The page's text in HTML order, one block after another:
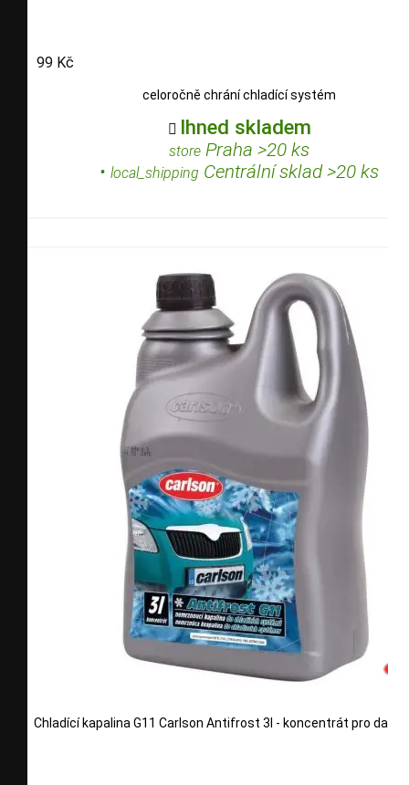
99 Kč
celoročně chrání chladící systém
 Ihned skladem
store Praha >20 ks
• local_shipping Centrální sklad >20 ks
Chladící kapalina G11 Carlson Antifrost 3l - koncentrát pro další